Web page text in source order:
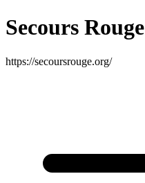
Secours Rouge
https://secoursrouge.org/